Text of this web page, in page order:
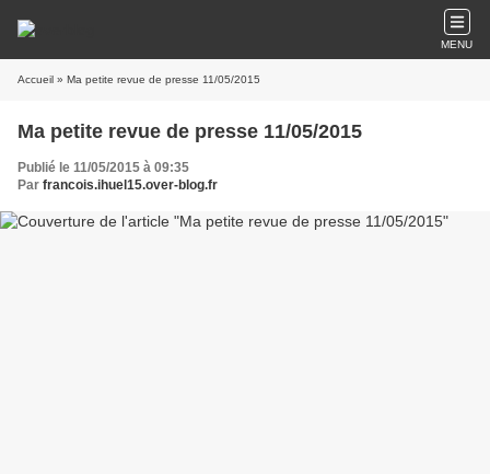
MENU
Accueil » Ma petite revue de presse 11/05/2015
Ma petite revue de presse 11/05/2015
Publié le 11/05/2015 à 09:35
Par francois.ihuel15.over-blog.fr